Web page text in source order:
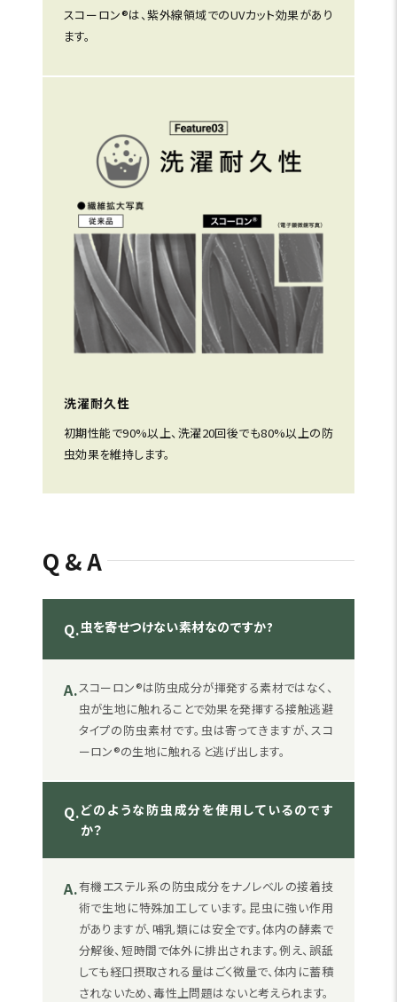
スコーロン®は、紫外線領域でのUVカット効果があり
ます。
洗濯耐久性
初期性能で90%以上、洗濯20回後でも80%以上の防
虫効果を維持します。
Q&A
Q.虫を寄せつけない素材なのですか?
A.スコーロン®は防虫成分が揮発する素材ではなく、
虫が生地に触れることで効果を発揮する接触逃避
タイプの防虫素材です。虫は寄ってきますが、スコ
ーロン®の生地に触れると逃げ出します。
Q.どのような防虫成分を使用しているのです
か？
A.有機エステル系の防虫成分をナノレベルの接着技
術で生地に特殊加工しています。昆虫に強い作用
がありますが、哺乳類には安全です。体内の酵素で
分解後、短時間で体外に排出されます。例え、誤舐
しても経口摂取される量はごく微量で、体内に蓄積
されないため、毒性上問題はないと考えられます。